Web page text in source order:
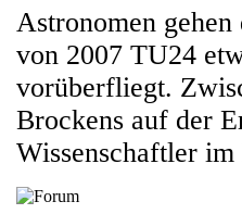
Astronomen
von 2007 TU24
vorüberfliegt.
Brockens auf der
Wissenschaftler